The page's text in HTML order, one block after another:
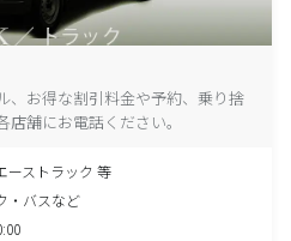
、お得な割引料金や予約、乗り捨
舗にお電話ください。
ーストラック 等
・バスなど